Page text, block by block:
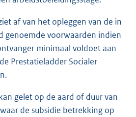
af van het opleggen van de in
genoemde voorwaarden indien
minimaal voldoet aan
Prestatieladder Socialer
gelet op de aard of duur van
de subsidie betrekking op